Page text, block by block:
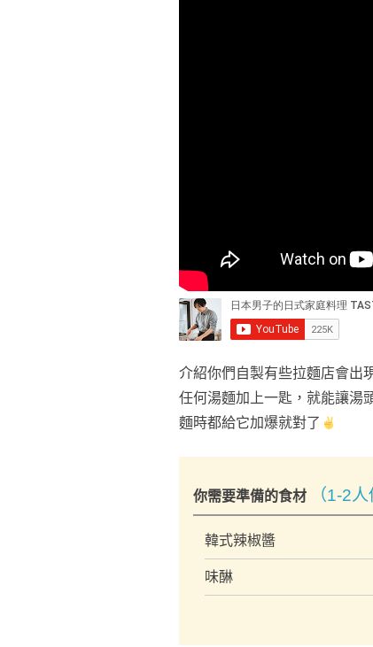
介紹你們自製有些拉麵店會出
任何湯麵加上一匙，就能讓湯
麵時都給它加爆就對了
你需要準備的食材 （1-2人
韓式辣椒醬
味醂